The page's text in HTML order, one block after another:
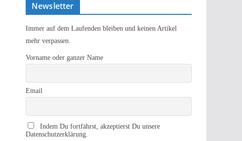
Newsletter
Immer auf dem Laufenden bleiben und keinen Artikel
mehr verpassen.
Vorname oder ganzer Name
Email
Indem Du fortfährst, akzeptierst Du unsere
Datenschutzerklärung.